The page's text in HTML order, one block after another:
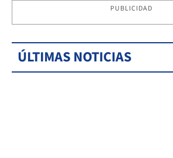
PUBLICIDAD
ÚLTIMAS NOTICIAS